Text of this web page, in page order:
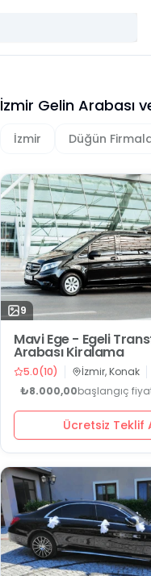
İzmir Gelin Arabası
İzmir
Düğün
9
Mavi Ege - Egeli
Arabası Kiralama
5.0(10) İzmir, Konak
₺8.000,00başlangıç
Ücretsiz Teklif